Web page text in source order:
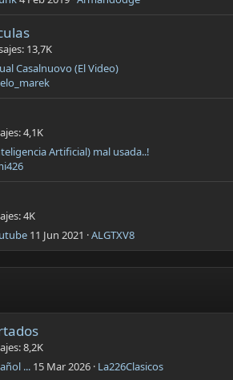
13,7K
Casalnuovo (El Video)
4,1K
Artificial) mal usada..!
4K
11 Jun 2021 ALGTXV8
8,2K
... 15 Mar 2026 La226Clasicos